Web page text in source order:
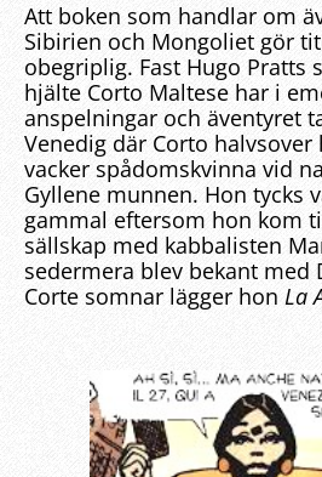
Att boken som handlar om
Sibirien och Mongoliet gör
obegriplig. Fast Hugo Pratts
hjälte Corto Maltese har i
anspelningar och äventyret
Venedig där Corto
vacker spådomskvinna vid
Gyllene munnen. Hon tycks
gammal eftersom hon kom
sällskap med kabbalisten
sedermera blev bekant med
Corte somnar lägger hon La